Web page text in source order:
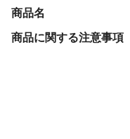
商品名
商品に関する注意事項